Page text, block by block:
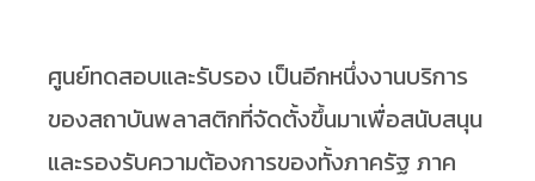
ศูนย์ทดสอบและรับรอง เป็นอีกหนึ่งงานบริการ
ของสถาบันพลาสติกที่จัดตั้งขึ้นมาเพื่อสนับสนุน
และรองรับความต้องการของทั้งภาครัฐ ภาค